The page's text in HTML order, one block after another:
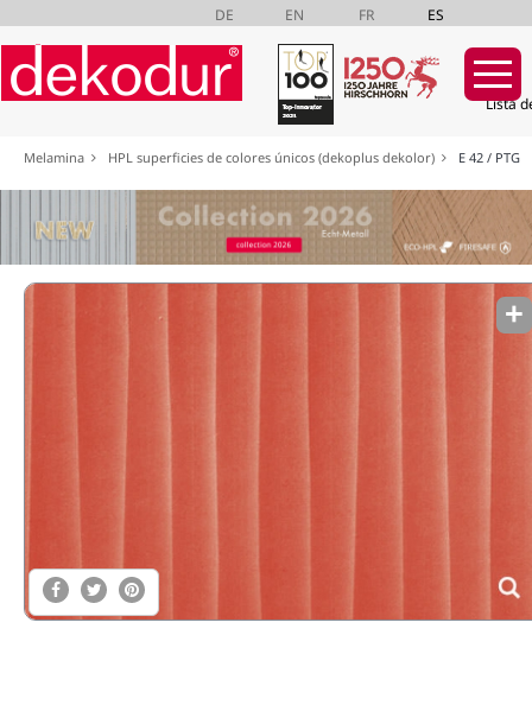
DE EN FR ES
Lista
Saltar
navegación
Melamina HPL superficies de colores únicos (dekoplus dekolor) E 42 / PTG